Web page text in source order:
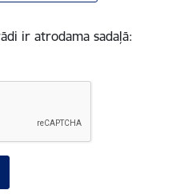
ir atrodama sadaļā: